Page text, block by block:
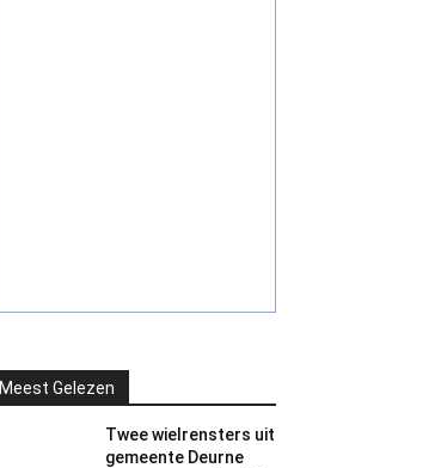
Meest Gelezen
Twee wielrensters uit
gemeente Deurne